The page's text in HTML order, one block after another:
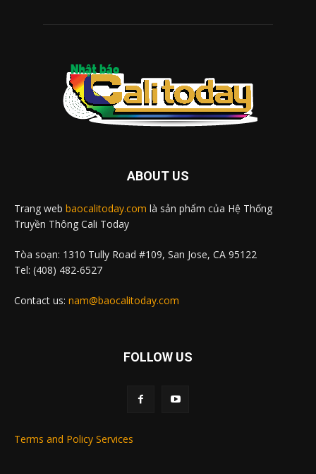
ABOUT US
Trang web baocalitoday.com là sản phẩm của Hệ Thống
Truyền Thông Cali Today
Tòa soạn: 1310 Tully Road #109, San Jose, CA 95122
Tel: (408) 482-6527
Contact us: nam@baocalitoday.com
FOLLOW US
Terms and Policy Services